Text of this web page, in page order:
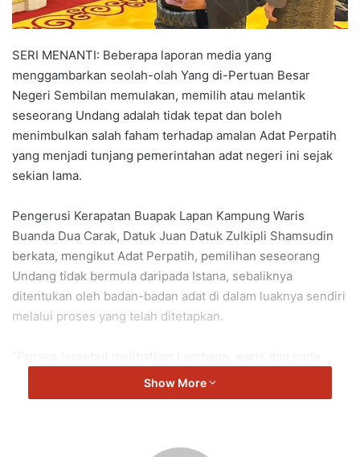
SERI MENANTI: Beberapa laporan media yang
menggambarkan seolah-olah Yang di-Pertuan Besar
Negeri Sembilan memulakan, memilih atau melantik
seseorang Undang adalah tidak tepat dan boleh
menimbulkan salah faham terhadap amalan Adat Perpatih
yang menjadi tunjang pemerintahan adat negeri ini sejak
sekian lama.
Pengerusi Kerapatan Buapak Lapan Kampung Waris
Buanda Dua Carak, Datuk Juan Datuk Zulkipli Shamsudin
berkata, mengikut Adat Perpatih, pemilihan seseorang
Undang tidak bermula daripada Istana, sebaliknya
ditentukan oleh badan-badan adat di dalam luaknya sendiri
melalui proses yang telah ditetapkan.
asasnya Ibu Soko yang mempunyai peranan dalam
menentukan bakal Undang mengikut adat yang diwarisi
Show More